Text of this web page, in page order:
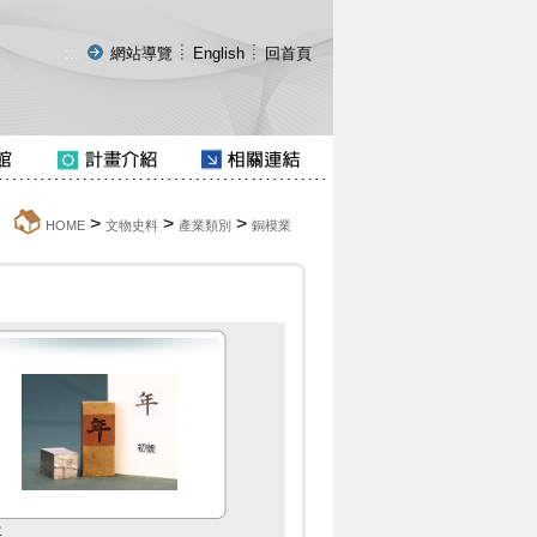
::: 網站導覽 English 回首頁
HOME> 文物史料> 產業類別 > 銅模業